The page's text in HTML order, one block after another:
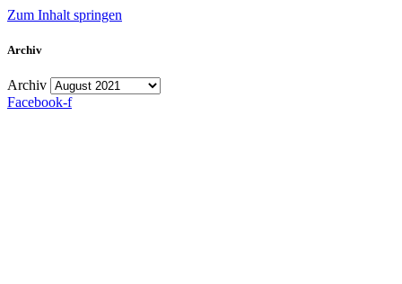
Zum Inhalt springen
Archiv
Archiv
Facebook-f